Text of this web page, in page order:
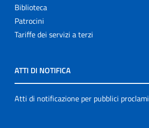
Biblioteca
Patrocini
Tariffe dei servizi a terzi
ATTI DI NOTIFICA
Atti di notificazione per pubblici proclami